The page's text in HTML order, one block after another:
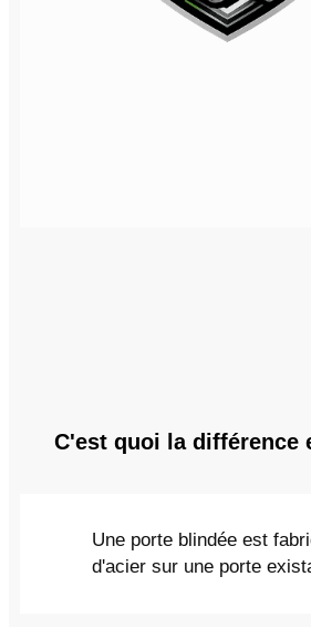
C'est quoi la différence
Une porte blindée est
d'acier sur une porte